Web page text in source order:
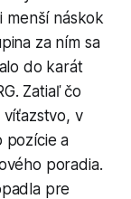
menší náskok
za ním sa
do karát
Zatiaľ čo
víťazstvo, v
pozície a
poradia.
pre